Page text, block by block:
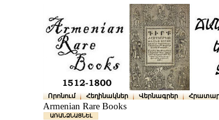
Որոնում Հեղինակներ Վերնագրեր
Armenian Rare Books
ԱՌԱՆՁՆԱՑՆԵԼ